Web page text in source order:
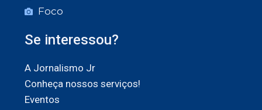
Foco
Se interessou?
A Jornalismo Jr
Conheça nossos serviços!
Eventos